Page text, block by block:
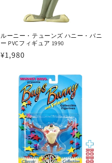
ルーニー・テューンズ ハニー・バニ
ー PVCフィギュア 1990
通
¥1,980